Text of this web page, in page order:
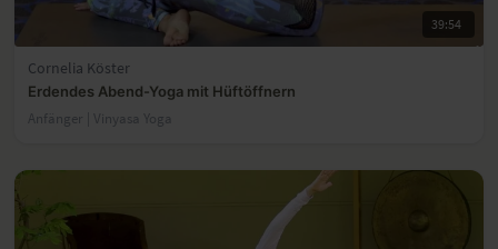
39:54
Cornelia Köster
Erdendes Abend-Yoga mit Hüftöffnern
Anfänger | Vinyasa Yoga